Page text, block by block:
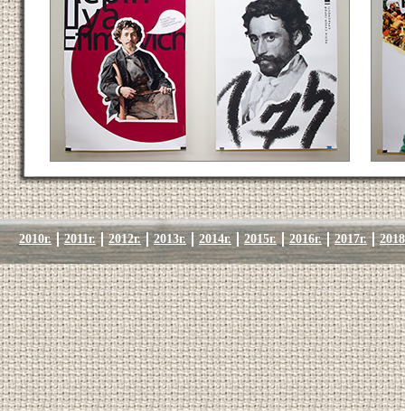
2010г. 2011г. 2012г. 2013г. 2014г. 2015г. 2016г. 2017г.